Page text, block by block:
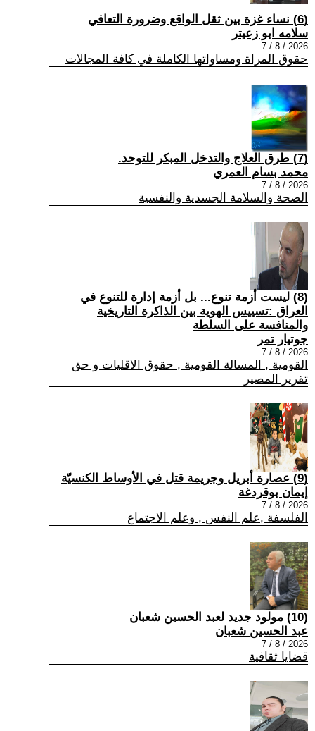
(6) نساء غزة بين ثقل الواقع وضرورة التعافي
سلامه ابو زعيتر
2026 / 8 / 7
حقوق المراة ومساواتها الكاملة في كافة المجالات
(7) طرق العلاج والتدخل المبكر للتوحد.
محمد بسام العمري
2026 / 8 / 7
الصحة والسلامة الجسدية والنفسية
(8) ليست أزمة تنوع... بل أزمة إدارة للتنوع في
العراق :تسييس الهوية بين الذاكرة التاريخية
والمنافسة على السلطة
جوتيار تمر
2026 / 8 / 7
القومية , المسالة القومية , حقوق الاقليات و حق
تقرير المصير
(9) عصارة أبريل وجريمة قتل في الأوساط الكنسيّة
إيمان بوقردغة
2026 / 8 / 7
الفلسفة ,علم النفس , وعلم الاجتماع
(10) مولود جديد لعبد الحسين شعبان
عبد الحسين شعبان
2026 / 8 / 7
قضايا ثقافية